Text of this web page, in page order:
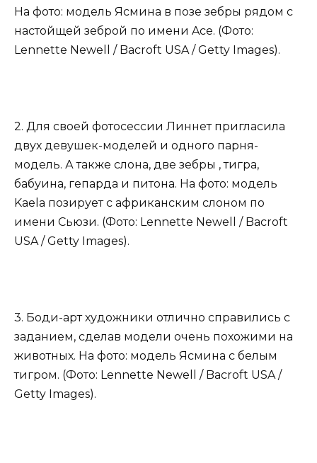
На фото: модель Ясмина в позе зебры рядом с
настойщей зеброй по имени Ace. (Фото:
Lennette Newell / Bacroft USA / Getty Images).
2. Для своей фотосессии Линнет пригласила
двух девушек-моделей и одного парня-
модель. А также слона, две зебры , тигра,
бабуина, гепарда и питона. На фото: модель
Kaela позирует с африканским слоном по
имени Сьюзи. (Фото: Lennette Newell / Bacroft
USA / Getty Images).
3. Боди-арт художники отлично справились с
заданием, сделав модели очень похожими на
животных. На фото: модель Ясмина с белым
тигром. (Фото: Lennette Newell / Bacroft USA /
Getty Images).